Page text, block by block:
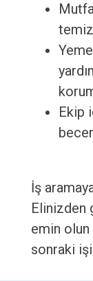
Ekip
İş
Elinizden
emin olun
sonraki